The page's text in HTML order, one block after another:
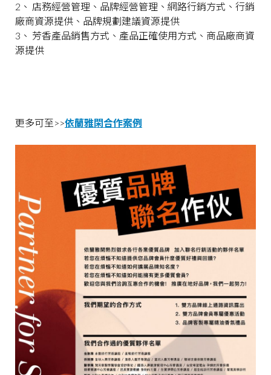
2、 店務經營管理、品牌經營管理、網路行銷方式、行銷
廠商資源提供、品牌規劃建議資源提供
3、 芳香產品銷售方式、產品正確使用方式、商品廠商資
源提供
更多可至>>依蘭雅閑合作案例